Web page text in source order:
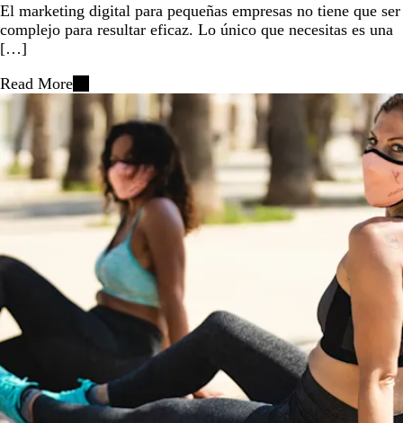
El marketing digital para pequeñas empresas no tiene que ser
complejo para resultar eficaz. Lo único que necesitas es una
[…]
Read More